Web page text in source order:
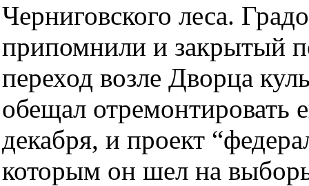
Черниговского леса.
припомнили и закрытый
переход возле Дворца
обещал отремонтировать
декабря, и проект
которым он шел на